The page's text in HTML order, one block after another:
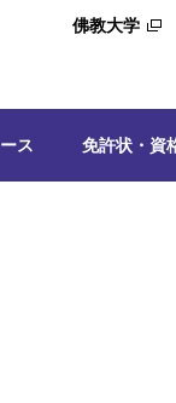
佛教大学
ス 免許状・資